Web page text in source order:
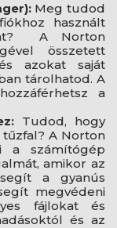
Meg tudod
használt
A Norton
összetett
azokat saját
tárolhatod. A
a
Tudod, hogy
A Norton
a számítógép
amikor az
a gyanús
megvédeni
fájlokat és
és az